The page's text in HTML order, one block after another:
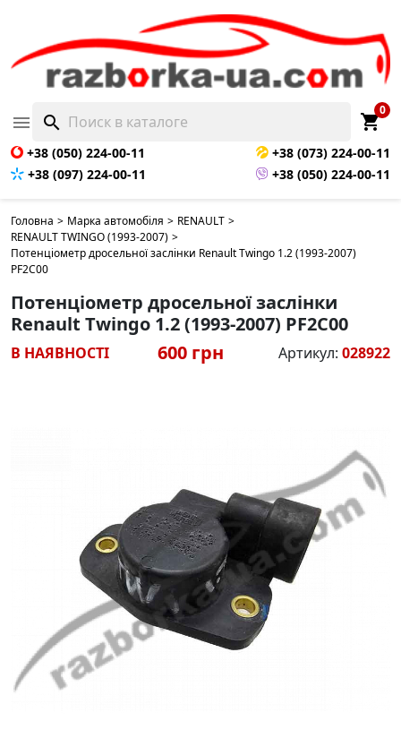
 search shopping_cart
0
+38 (050) 224-00-11
+38 (073) 224-00-11
+38 (097) 224-00-11
+38 (050) 224-00-11
Головна > Марка автомобіля > RENAULT >
RENAULT TWINGO (1993-2007) >
Потенціометр дросельної заслінки Renault Twingo 1.2 (1993-2007)
PF2C00
Потенціометр дросельної заслінки
Renault Twingo 1.2 (1993-2007) PF2C00
В НАЯВНОСТІ 600 грн Артикул: 028922